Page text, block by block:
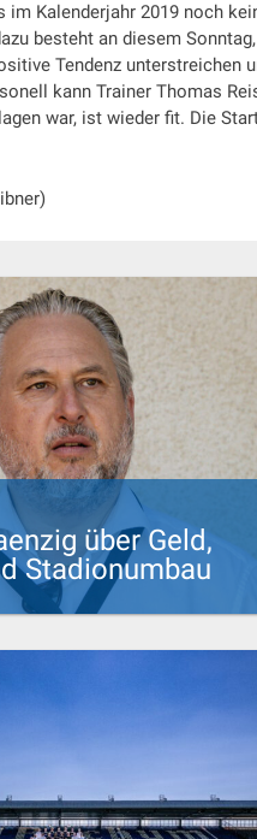
im Kalenderjahr 2019 noch
besteht an diesem
Tendenz unterstreichen
kann Trainer Thomas
war, ist wieder fit. Die
über Geld,
Stadionumbau